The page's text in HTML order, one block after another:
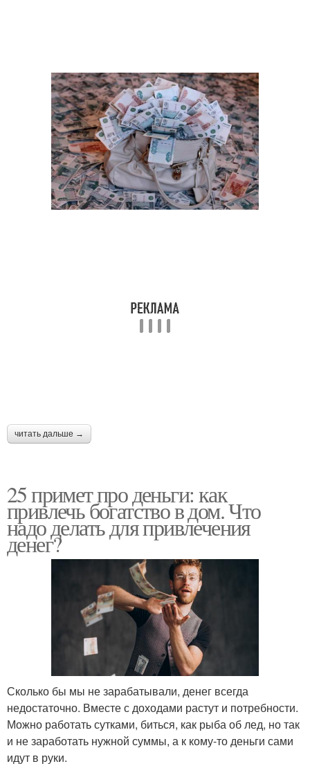
читать дальше →
25 примет про деньги: как
привлечь богатство в дом. Что
надо делать для привлечения
денег?
Сколько бы мы не зарабатывали, денег всегда
недостаточно. Вместе с доходами растут и потребности.
Можно работать сутками, биться, как рыба об лед, но так
и не заработать нужной суммы, а к кому-то деньги сами
идут в руки.